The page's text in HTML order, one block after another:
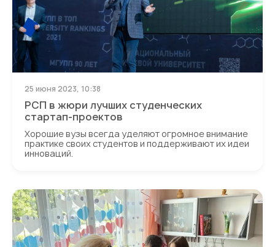
РСП в жюри лучших студенческих
стартап-проектов
25 июня 2023, 10:38
Хорошие вузы всегда уделяют огромное внимание
практике своих студентов и поддерживают их идеи
инноваций.